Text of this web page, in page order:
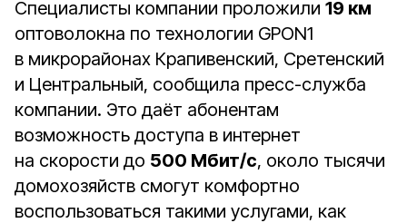
Специалисты компании проложили 19 км
оптоволокна по технологии GPON1
в микрорайонах Крапивенский, Сретенский
и Центральный, сообщила пресс-служба
компании. Это даёт абонентам
возможность доступа в интернет
на скорости до 500 Мбит/с, около тысячи
домохозяйств смогут комфортно
воспользоваться такими услугами, как